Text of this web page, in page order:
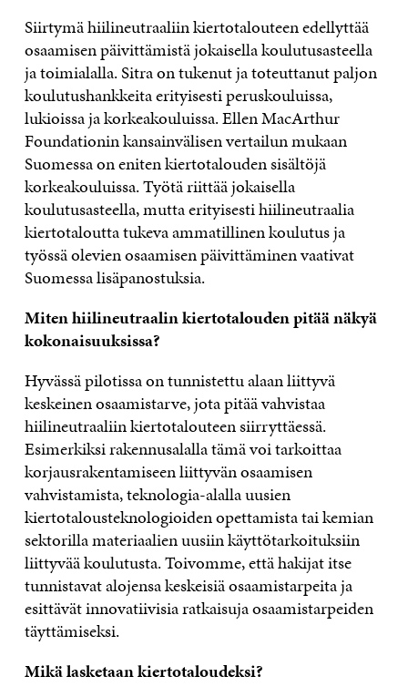
Siirtymä hiilineutraaliin kiertotalouteen edellyttää
osaamisen päivittämistä jokaisella koulutusasteella
ja toimialalla. Sitra on tukenut ja toteuttanut paljon
koulutushankkeita erityisesti peruskouluissa,
lukioissa ja korkeakouluissa. Ellen MacArthur
Foundationin kansainvälisen vertailun mukaan
Suomessa on eniten kiertotalouden sisältöjä
korkeakouluissa. Työtä riittää jokaisella
koulutusasteella, mutta erityisesti hiilineutraalia
kiertotaloutta tukeva ammatillinen koulutus ja
työssä olevien osaamisen päivittäminen vaativat
Suomessa lisäpanostuksia.
Miten hiilineutraalin kiertotalouden pitää näkyä
kokonaisuuksissa?
Hyvässä pilotissa on tunnistettu alaan liittyvä
keskeinen osaamistarve, jota pitää vahvistaa
hiilineutraaliin kiertotalouteen siirryttäessä.
Esimerkiksi rakennusalalla tämä voi tarkoittaa
korjausrakentamiseen liittyvän osaamisen
vahvistamista, teknologia-alalla uusien
kiertotalousteknologioiden opettamista tai kemian
sektorilla materiaalien uusiin käyttötarkoituksiin
liittyvää koulutusta. Toivomme, että hakijat itse
tunnistavat alojensa keskeisiä osaamistarpeita ja
esittävät innovatiivisia ratkaisuja osaamistarpeiden
täyttämiseksi.
Mikä lasketaan kiertotaloudeksi?